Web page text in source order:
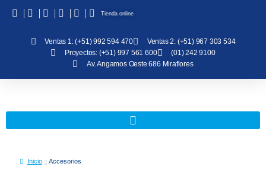
Ventas 1: (+51) 992 594 470
Ventas 2: (+51) 967 303 534
Proyectos: (+51) 997 561 600
(01) 242 9100
Av. Angamos Oeste 686 Miraflores
Tienda online
Inicio Accesorios